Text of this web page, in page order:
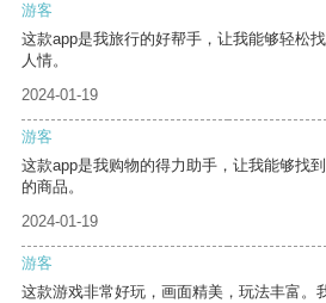
游客
这款app是我旅行的好帮手，让我能够轻松
人情。
2024-01-19
游客
这款app是我购物的得力助手，让我能够找
的商品。
2024-01-19
游客
这款游戏非常好玩，画面精美，玩法丰富。